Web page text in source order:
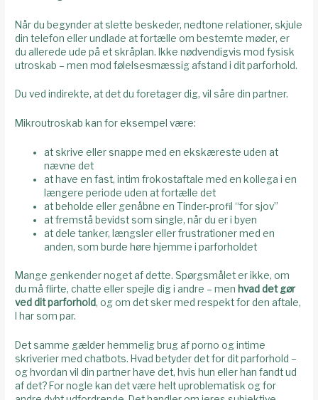
Når du begynder at slette beskeder, nedtone relationer, skjule
din telefon eller undlade at fortælle om bestemte møder, er
du allerede ude på et skråplan. Ikke nødvendigvis mod fysisk
utroskab – men mod følelsesmæssig afstand i dit parforhold.
Du ved indirekte, at det du foretager dig, vil såre din partner.
Mikroutroskab kan for eksempel være:
at skrive eller snappe med en ekskæreste uden at
nævne det
at have en fast, intim frokostaftale med en kollega i en
længere periode uden at fortælle det
at beholde eller genåbne en Tinder-profil “for sjov”
at fremstå bevidst som single, når du er i byen
at dele tanker, længsler eller frustrationer med en
anden, som burde høre hjemme i parforholdet
Mange genkender noget af dette. Spørgsmålet er ikke, om
du må flirte, chatte eller spejle dig i andre – men hvad det gør
ved dit parforhold, og om det sker med respekt for den aftale,
I har som par.
Det samme gælder hemmelig brug af porno og intime
skriverier med chatbots. Hvad betyder det for dit parforhold –
og hvordan vil din partner have det, hvis hun eller han fandt ud
af det? For nogle kan det være helt uproblematisk og for